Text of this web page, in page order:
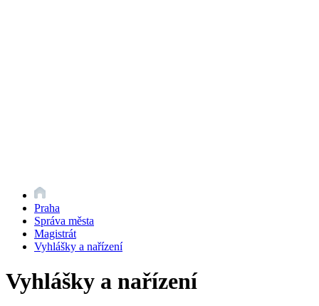
Praha
Správa města
Magistrát
Vyhlášky a nařízení
Vyhlášky a nařízení